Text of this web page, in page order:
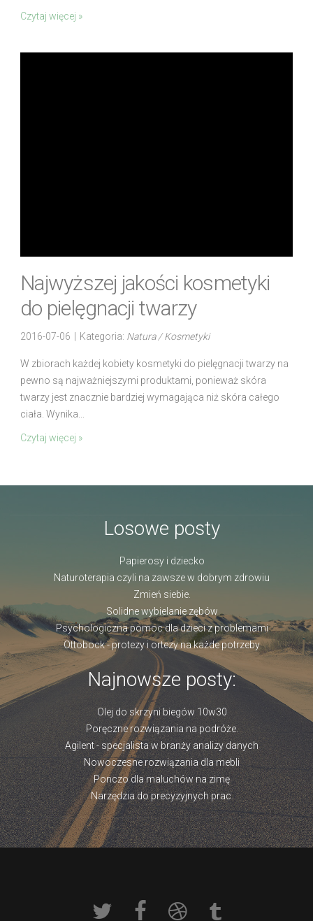
Czytaj więcej »
Najwyższej jakości kosmetyki
do pielęgnacji twarzy
2016-07-06 Kategoria: Natura / Kosmetyki
W zbiorach każdej kobiety kosmetyki do pielęgnacji twarzy na
pewno są najważniejszymi produktami, ponieważ skóra
twarzy jest znacznie bardziej wymagająca niż skóra całego
ciała. Wynika...
Czytaj więcej »
Losowe posty
Papierosy i dziecko
Naturoterapia czyli na zawsze w dobrym zdrowiu
Zmień siebie.
Solidne wybielanie zębów
Psychologiczna pomoc dla dzieci z problemami
Ottobock - protezy i ortezy na każde potrzeby
Najnowsze posty:
Olej do skrzyni biegów 10w30
Poręczne rozwiązania na podróże.
Agilent - specjalista w branży analizy danych
Nowoczesne rozwiązania dla mebli
Ponczo dla maluchów na zimę
Narzędzia do precyzyjnych prac.